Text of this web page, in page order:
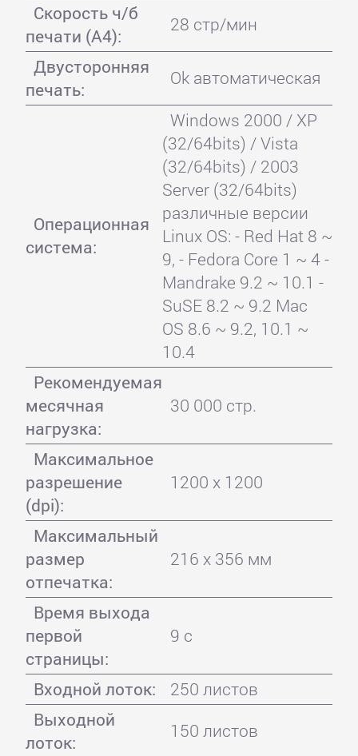
Скорость ч/б
печати (А4):
28 стр/мин
Двусторонняя
печать:
Ok автоматическая
Операционная
система:
Windows 2000 / XP
(32/64bits) / Vista
(32/64bits) / 2003
Server (32/64bits)
различные версии
Linux OS: - Red Hat 8 ~
9, - Fedora Core 1 ~ 4 -
Mandrake 9.2 ~ 10.1 -
SuSE 8.2 ~ 9.2 Mac
OS 8.6 ~ 9.2, 10.1 ~
10.4
Рекомендуемая
месячная
нагрузка:
30 000 стр.
Максимальное
разрешение
(dpi):
1200 x 1200
Максимальный
размер
отпечатка:
216 x 356 мм
Время выхода
первой
страницы:
9 с
Входной лоток:
250 листов
Выходной
лоток:
150 листов